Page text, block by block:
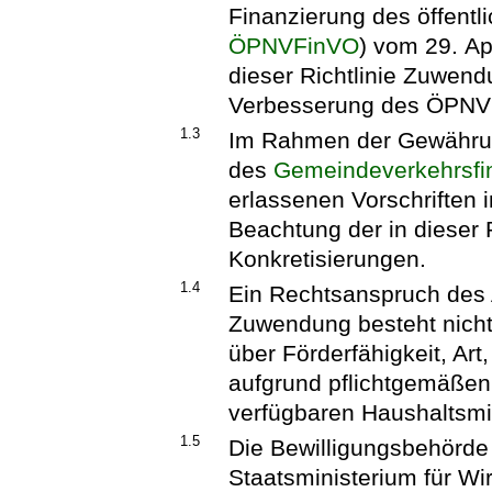
Finanzierung des
ÖPNVFinVO) vom 29.
dieser Richtlinie
Verbesserung des
1.3
Im Rahmen der
des
erlassenen Vorschriften
Beachtung der in dieser
Konkretisierungen.
1.4
Ein Rechtsanspruch
Zuwendung besteht
über Förderfähigkeit,
aufgrund
verfügbaren
1.5
Die
Staatsministerium für